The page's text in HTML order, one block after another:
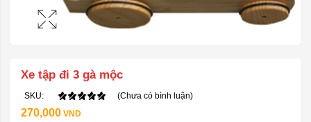
Xe tập đi 3 gà mộc
SKU: (Chưa có bình luận)
270,000 VND